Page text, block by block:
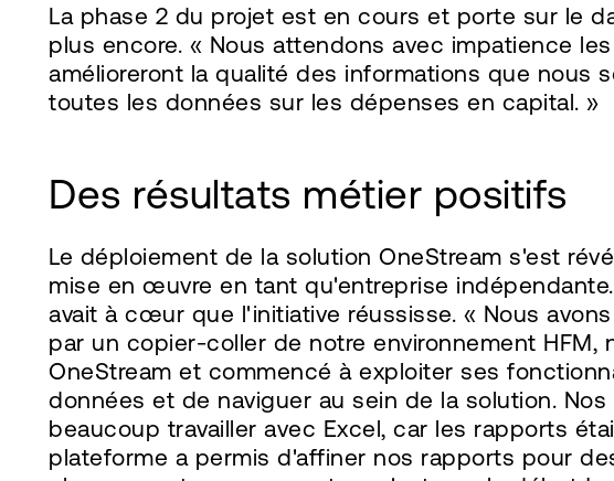
La phase 2 du projet est en cours et porte sur le
plus encore. « Nous attendons avec impatience
amélioreront la qualité des informations que nous
toutes les données sur les dépenses en capital. »
Des résultats métier positifs
Le déploiement de la solution OneStream s'est
mise en œuvre en tant qu'entreprise
avait à cœur que l'initiative réussisse. « Nous
par un copier-coller de notre environnement
OneStream et commencé à exploiter ses
données et de naviguer au sein de la solution.
beaucoup travailler avec Excel, car les rapports
plateforme a permis d'affiner nos rapports pour